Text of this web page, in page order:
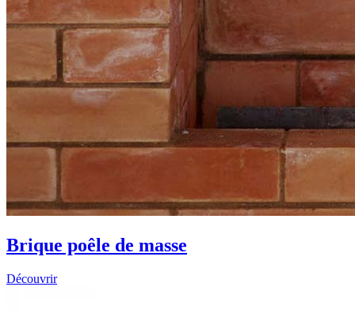
Brique poêle de masse
Découvrir